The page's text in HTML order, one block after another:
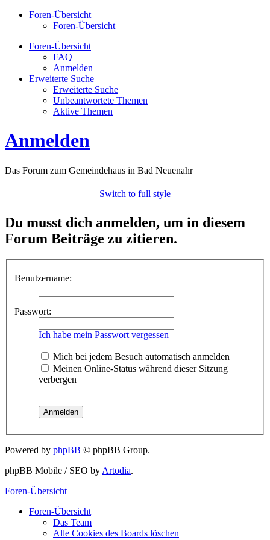
Foren-Übersicht
Foren-Übersicht
Foren-Übersicht
FAQ
Anmelden
Erweiterte Suche
Erweiterte Suche
Unbeantwortete Themen
Aktive Themen
Anmelden
Das Forum zum Gemeindehaus in Bad Neuenahr
Switch to full style
Du musst dich anmelden, um in diesem
Forum Beiträge zu zitieren.
Benutzername:
Passwort:
Ich habe mein Passwort vergessen
Mich bei jedem Besuch automatisch anmelden
Meinen Online-Status während dieser Sitzung
verbergen
Powered by phpBB © phpBB Group.
phpBB Mobile / SEO by Artodia.
Foren-Übersicht
Foren-Übersicht
Das Team
Alle Cookies des Boards löschen